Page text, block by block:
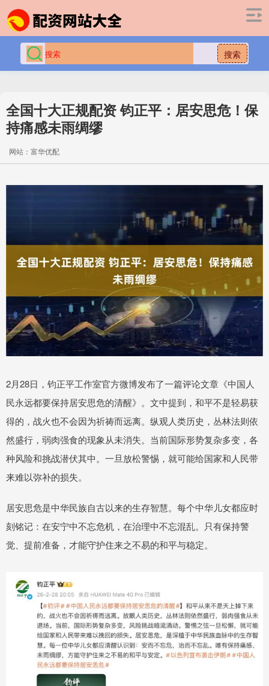
搜索
全国十大正规配资 钧正平：居安思危！保
持痛感未雨绸缪
网站：富华优配
2月28日，钧正平工作室官方微博发布了一篇评论文章《中国人
民永远都要保持居安思危的清醒》。文中提到，和平不是轻易获
得的，战火也不会因为祈祷而远离。纵观人类历史，丛林法则依
然盛行，弱肉强食的现象从未消失。当前国际形势复杂多变，各
种风险和挑战潜伏其中。一旦放松警惕，就可能给国家和人民带
来难以弥补的损失。
居安思危是中华民族自古以来的生存智慧。每个中华儿女都应时
刻铭记：在安宁中不忘危机，在治理中不忘混乱。只有保持警
觉、提前准备，才能守护住来之不易的和平与稳定。